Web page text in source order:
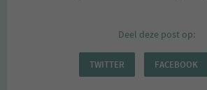
Deel deze post op:
TWITTER FACEBOOK